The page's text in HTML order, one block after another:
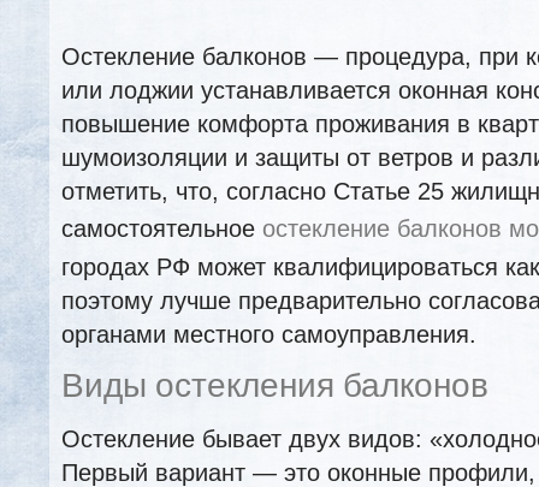
Остекление балконов — процедура, при
или лоджии устанавливается оконная
повышение комфорта проживания в
шумоизоляции и защиты от ветров и
отметить, что, согласно Статье 25
самостоятельное остекление балконов
городах РФ может квалифицироваться
поэтому лучше предварительно
органами местного самоуправления.
Виды остекления балконов
Остекление бывает двух видов:
Первый вариант — это оконные